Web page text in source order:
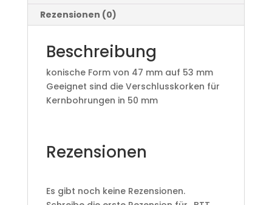
Rezensionen (0)
Beschreibung
konische Form von 47 mm auf 53 mm
Geeignet sind die Verschlusskorken für
Kernbohrungen in 50 mm
Rezensionen
Es gibt noch keine Rezensionen.